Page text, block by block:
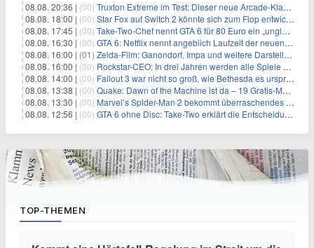
08.08. 20:36 | (00) Truxton Extreme im Test: Dieser neue Arcade-Klassiker verzeiht dir gar nichts
08.08. 18:00 | (00) Star Fox auf Switch 2 könnte sich zum Flop entwickeln
08.08. 17:45 | (00) Take-Two-Chef nennt GTA 6 für 80 Euro ein „unglaubliches Schnäppchen“
08.08. 16:30 | (00) GTA 6: Netflix nennt angeblich Laufzeit der neuen Gameplay-Präsentation
08.08. 16:00 | (01) Zelda-Film: Ganondorf, Impa und weitere Darsteller sollen feststehen
08.08. 16:00 | (00) Rockstar-CEO: In drei Jahren werden alle Spiele gestreamt
08.08. 14:00 | (00) Fallout 3 war nicht so groß, wie Bethesda es ursprünglich wollte
08.08. 13:38 | (00) Quake: Dawn of the Machine ist da – 19 Gratis-Maps von MachineGames zum 30. Jubiläum
08.08. 13:30 | (00) Marvel’s Spider-Man 2 bekommt überraschendes PS5-Update mit gewünschter Komfortfunktion
08.08. 12:56 | (00) GTA 6 ohne Disc: Take-Two erklärt die Entscheidung für Download-Codes
TOP-THEMEN